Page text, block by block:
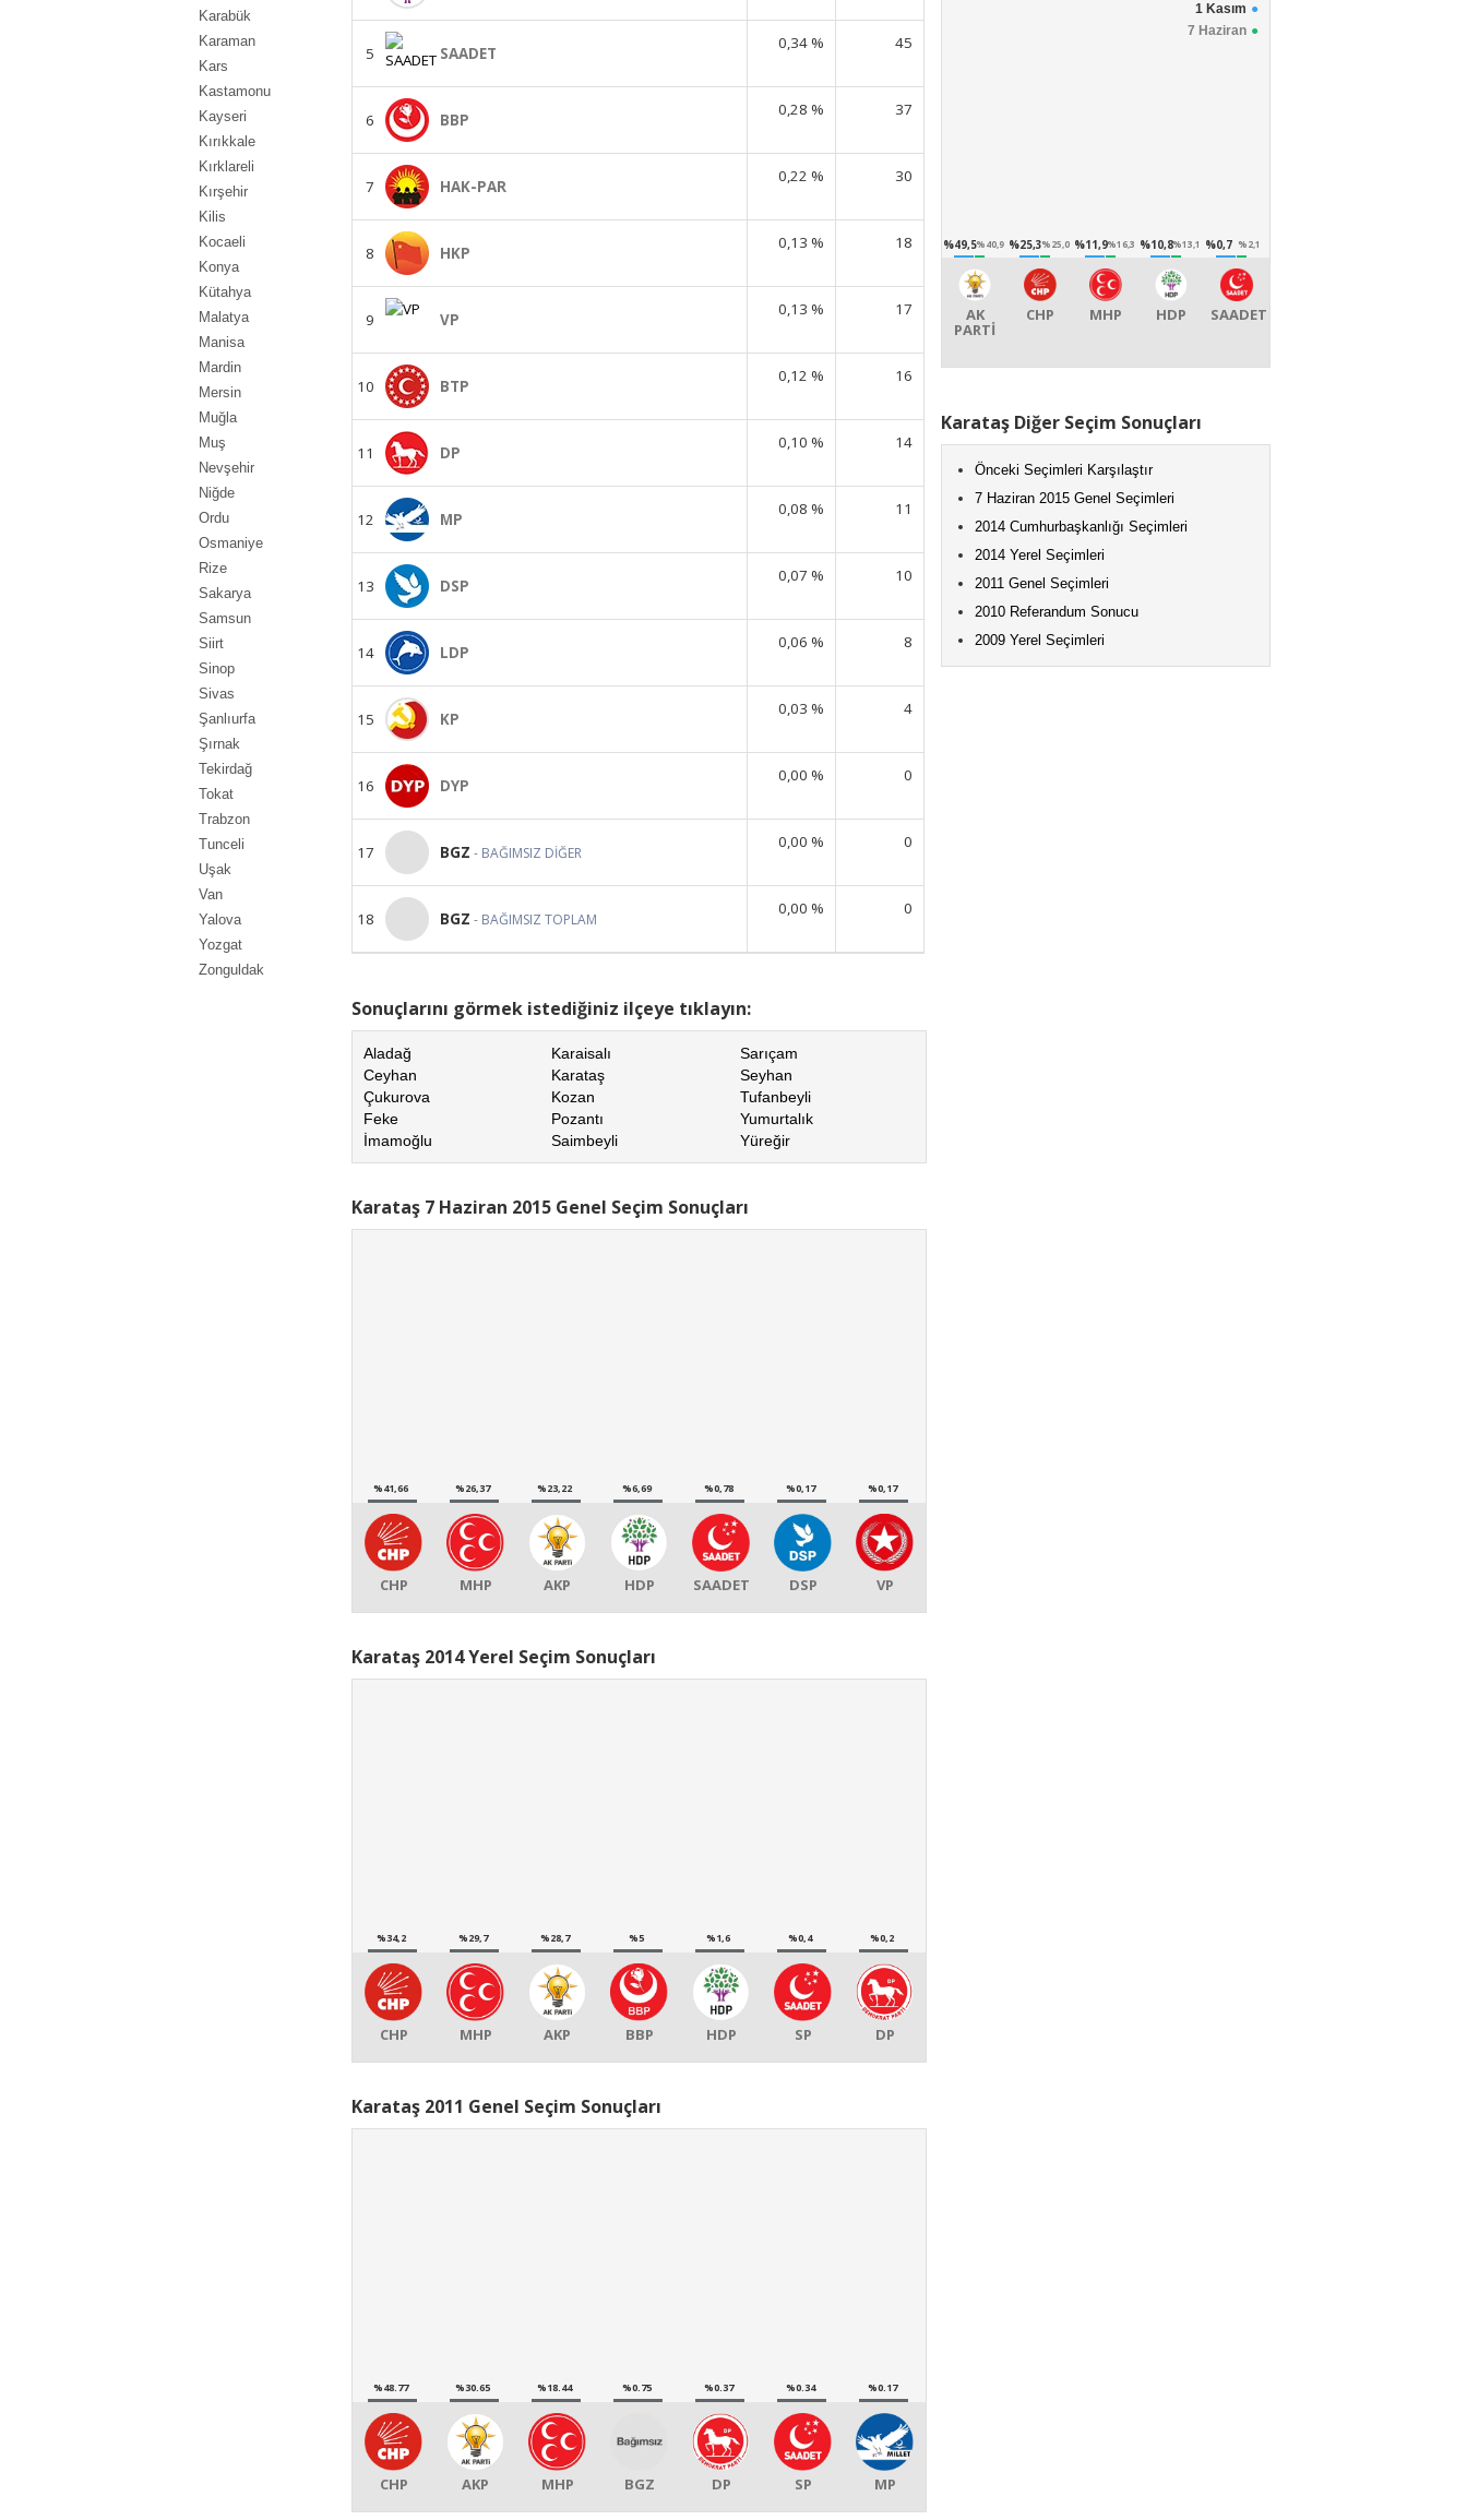
Karabük
Karaman
Kars
Kastamonu
Kayseri
Kırıkkale
Kırklareli
Kırşehir
Kilis
Kocaeli
Konya
Kütahya
Malatya
Manisa
Mardin
Mersin
Muğla
Muş
Nevşehir
Niğde
Ordu
Osmaniye
Rize
Sakarya
Samsun
Siirt
Sinop
Sivas
Şanlıurfa
Şırnak
Tekirdağ
Tokat
Trabzon
Tunceli
Uşak
Van
Yalova
Yozgat
Zonguldak
5 SAADET
0,34 % 45
6 BBP
0,28 % 37
7 HAK-PAR
0,22 % 30
8 HKP
0,13 % 18
9 VP
0,13 % 17
10 BTP
0,12 % 16
11 DP
0,10 % 14
12 MP
0,08 % 11
13 DSP
0,07 % 10
14 LDP
0,06 % 8
15 KP
0,03 % 4
16 DYP
0,00 % 0
17 BGZ - BAĞIMSIZ DİĞER
0,00 % 0
18 BGZ - BAĞIMSIZ TOPLAM
0,00 % 0
Sonuçlarını görmek istediğiniz ilçeye tıklayın:
Aladağ
Ceyhan
Çukurova
Feke
İmamoğlu
Karaisalı
Karataş
Kozan
Pozantı
Saimbeyli
Sarıçam
Seyhan
Tufanbeyli
Yumurtalık
Yüreğir
Karataş 7 Haziran 2015 Genel Seçim Sonuçları
%41,66
CHP
%26,37
MHP
%23,22
AKP
%6,69
HDP
%0,78
SAADET
%0,17
DSP
%0,17
VP
Karataş 2014 Yerel Seçim Sonuçları
%34,2
CHP
%29,7
MHP
%28,7
AKP
%5
BBP
%1,6
HDP
%0,4
SP
%0,2
DP
Karataş 2011 Genel Seçim Sonuçları
%48.77
CHP
%30.65
AKP
%18.44
MHP
%0.75
BGZ
%0.37
DP
%0.34
SP
%0.17
MP
1 Kasım
7 Haziran
%49,5%40,9
AK
PARTİ
%25,3%25,0
CHP
%11,9%16,3
MHP
%10,8%13,1
HDP
%0,7 %2,1
SAADET
Karataş Diğer Seçim Sonuçları
Önceki Seçimleri Karşılaştır
7 Haziran 2015 Genel Seçimleri
2014 Cumhurbaşkanlığı Seçimleri
2014 Yerel Seçimleri
2011 Genel Seçimleri
2010 Referandum Sonucu
2009 Yerel Seçimleri